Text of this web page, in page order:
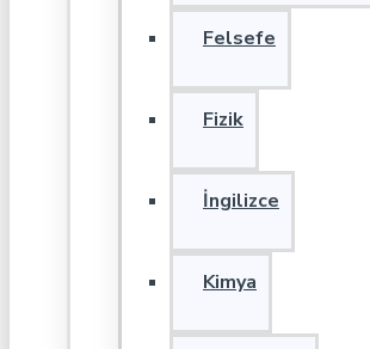
Felsefe
Fizik
İngilizce
Kimya